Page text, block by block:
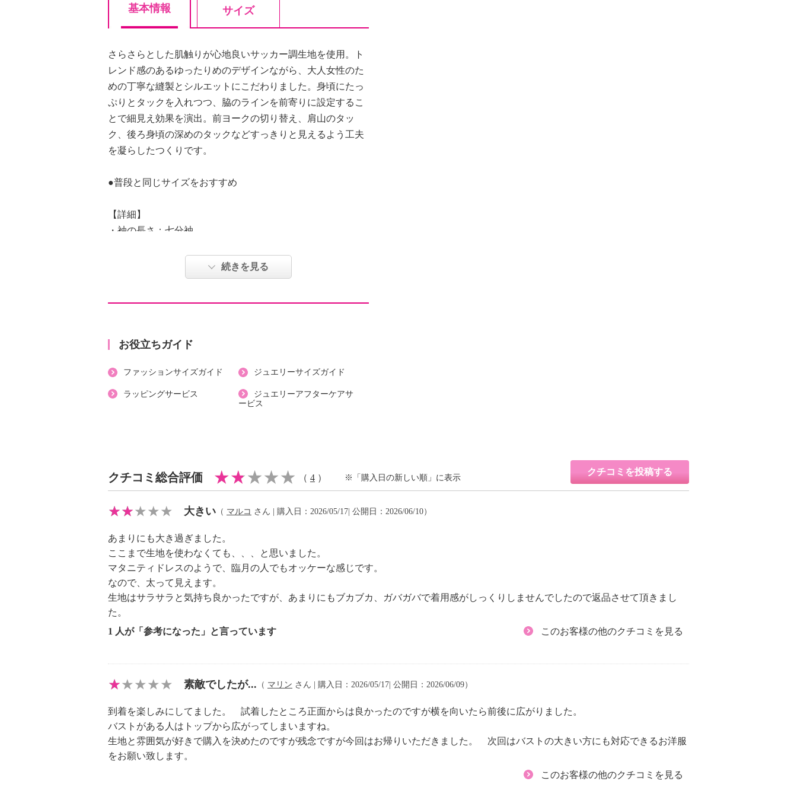
基本情報 サイズ
さらさらとした肌触りが心地良いサッカー調生地を使用。ト
レンド感のあるゆったりめのデザインながら、大人女性のた
めの丁寧な縫製とシルエットにこだわりました。身頃にたっ
ぷりとタックを入れつつ、脇のラインを前寄りに設定するこ
とで細見え効果を演出。前ヨークの切り替え、肩山のタッ
ク、後ろ身頃の深めのタックなどすっきりと見えるよう工夫
を凝らしたつくりです。
●普段と同じサイズをおすすめ
【詳細】
・袖の長さ：七分袖
・ポケット：外側（前）２個
・洗濯機：可
・タンブル乾燥：不可
・自然乾燥：日陰の吊り干し
・アイロン仕上げ：可（中温）
・長時間照射による変退色注意
・単品洗い
・過度な力をかけない
【個体差あり】
・個体差あり
【原産国（地）】
・中国製
続きを見る
お役立ちガイド
ファッションサイズガイド ジュエリーサイズガイド
ラッピングサービス
ジュエリーアフターケアサ
ービス
クチコミ総合評価 （ 4 ）
クチコミを投稿する
※「購入日の新しい順」に表示
大きい （ マルコ さん | 購入日：2026/05/17| 公開日：2026/06/10）
あまりにも大き過ぎました。
ここまで生地を使わなくても、、、と思いました。
マタニティドレスのようで、臨月の人でもオッケーな感じです。
なので、太って見えます。
生地はサラサラと気持ち良かったですが、あまりにもブカブカ、ガバガバで着用感がしっくりしませんでしたので返品させて頂きまし
た。
1 人が「参考になった」と言っています
このお客様の他のクチコミを見る
素敵でしたが... （ マリン さん | 購入日：2026/05/17| 公開日：2026/06/09）
到着を楽しみにしてました。 試着したところ正面からは良かったのですが横を向いたら前後に広がりました。
バストがある人はトップから広がってしまいますね。
生地と雰囲気が好きで購入を決めたのですが残念ですが今回はお帰りいただきました。 次回はバストの大きい方にも対応できるお洋服
をお願い致します。
このお客様の他のクチコミを見る